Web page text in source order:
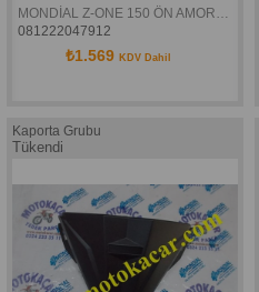
MONDİAL Z-ONE 150 ÖN AMORTİSÖR TAKIMI ORJİNAL
081222047912
₺1.569 KDV Dahil
Kaporta Grubu
Tükendi